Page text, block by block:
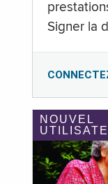
Signer la
NOUVEL